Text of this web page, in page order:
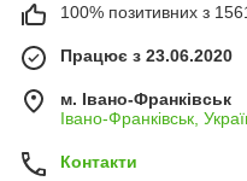
100% позитивних з
Працює з 23.06.2020
м. Івано-Франківськ
Івано-Франківськ,
Контакти